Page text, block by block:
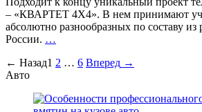
– «КВАРТЕТ 4Х4». В нем принимают
абсолютно разнообразных по составу из
России. …
Пагинация
записей
← Назад1 2 … 6 Вперед →
Авто